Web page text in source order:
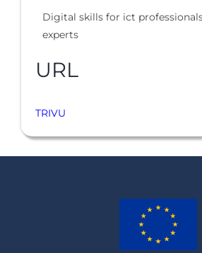
Digital skills for ict
experts
URL
TRIVU